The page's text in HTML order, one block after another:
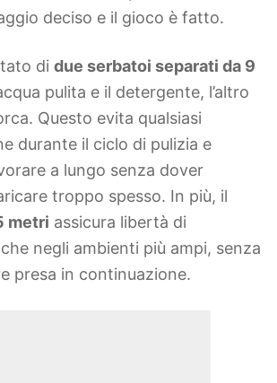
deciso e il gioco è fatto.
di due serbatoi separati da 9
pulita e il detergente, l’altro
Questo evita qualsiasi
durante il ciclo di pulizia e
a lungo senza dover
troppo spesso. In più, il
metri assicura libertà di
negli ambienti più ampi, senza
presa in continuazione.